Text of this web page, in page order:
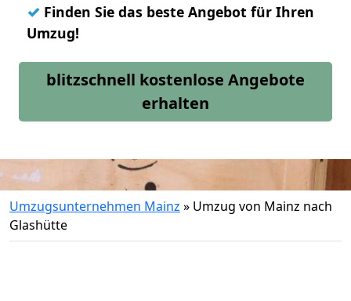
✓ Finden Sie das beste Angebot für Ihren
Umzug!
blitzschnell kostenlose Angebote
erhalten
Umzugsunternehmen Mainz » Umzug von Mainz nach
Glashütte